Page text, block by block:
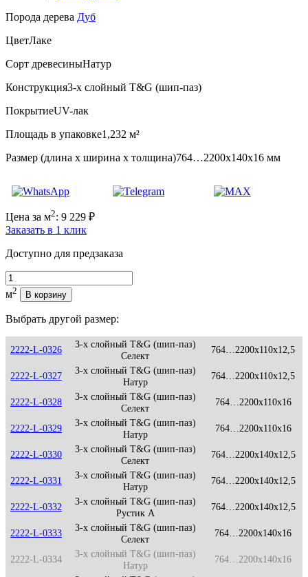
Порода дерева Дуб
ЦветЛаке
Сорт древесиныНатур
Конструкция3-х слойный T&G (шип-паз)
ПокрытиеUV-лак
Площадь в упаковке1,232 м²
Размер (длина х ширина х толщина)764…2200х140х16 мм
Цена за м2: 9 229 ₽
Заказать в 1 клик
Доступно для предзаказа
Количество
м2 В корзину
Выбрать другой размер:
2222-L-0326
3-х слойный T&G (шип-паз)
Селект
764…2200x110x12,5
2222-L-0327
3-х слойный T&G (шип-паз)
Натур
764…2200x110x12,5
2222-L-0328
3-х слойный T&G (шип-паз)
Селект
764…2200x110x16
2222-L-0329
3-х слойный T&G (шип-паз)
Натур
764…2200x110x16
2222-L-0330
3-х слойный T&G (шип-паз)
Селект
764…2200x140x12,5
2222-L-0331
3-х слойный T&G (шип-паз)
Натур
764…2200x140x12,5
2222-L-0332
3-х слойный T&G (шип-паз)
Рустик А
764…2200x140x12,5
2222-L-0333
3-х слойный T&G (шип-паз)
Селект
764…2200x140x16
2222-L-0334
3-х слойный T&G (шип-паз)
Натур
764…2200x140x16